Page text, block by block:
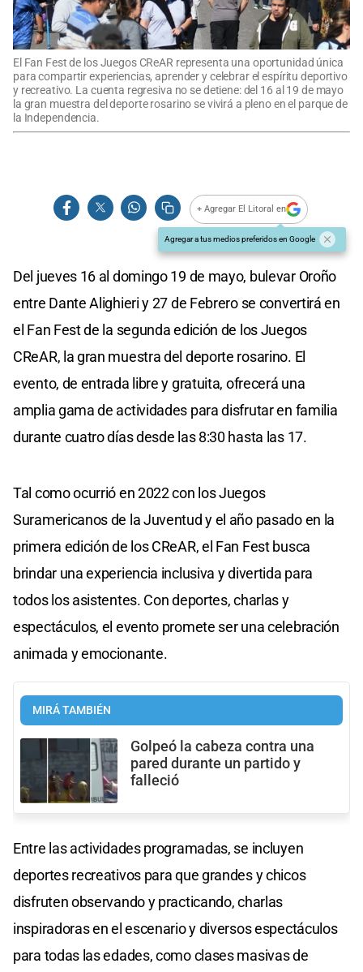
El Fan Fest de los Juegos CReAR representa una oportunidad única
para compartir experiencias, aprender y celebrar el espíritu deportivo
y recreativo. La cuenta regresiva no se detiene: del 16 al 19 de mayo
la gran muestra del deporte rosarino se vivirá a pleno en el parque de
la Independencia.
+ Agregar El Litoral en
Agregar a tus medios preferidos en Google
Del jueves 16 al domingo 19 de mayo, bulevar Oroño
entre Dante Alighieri y 27 de Febrero se convertirá en
el Fan Fest de la segunda edición de los Juegos
CReAR, la gran muestra del deporte rosarino. El
evento, de entrada libre y gratuita, ofrecerá una
amplia gama de actividades para disfrutar en familia
durante cuatro días desde las 8:30 hasta las 17.
Tal como ocurrió en 2022 con los Juegos
Suramericanos de la Juventud y el año pasado en la
primera edición de los CReAR, el Fan Fest busca
brindar una experiencia inclusiva y divertida para
todos los asistentes. Con deportes, charlas y
espectáculos, el evento promete ser una celebración
animada y emocionante.
MIRÁ TAMBIÉN
Golpeó la cabeza contra una
pared durante un partido y
falleció
Entre las actividades programadas, se incluyen
deportes recreativos para que grandes y chicos
disfruten observando y practicando, charlas
inspiradoras en el escenario y diversos espectáculos
para todas las edades, como clases masivas de